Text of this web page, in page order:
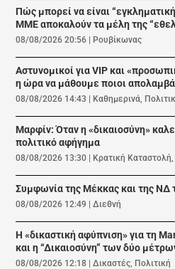
Πώς μπορεί να είναι
ΜΜΕ αποκαλούν τα μέλη της
08/08/2026 20:56 Ρουβίκωνας
Αστυνομικοί για VIP και
η ώρα να μάθουμε ποιοι
08/08/2026 14:43 Καθημερινά,
Μαρφίν: Όταν η «δικαιοσύνη»
πολιτικό αφήγημα
08/08/2026 13:30 Κρατική Καταστολή,
Συμφωνία της Μέκκας και της ΝΔ
08/08/2026 12:49 |Διεθνή
Η «δικαστική αφύπνιση» για τη
και η “Δικαιοσύνη” των δύο
08/08/2026 12:18 |Δικαστές, Πολιτική